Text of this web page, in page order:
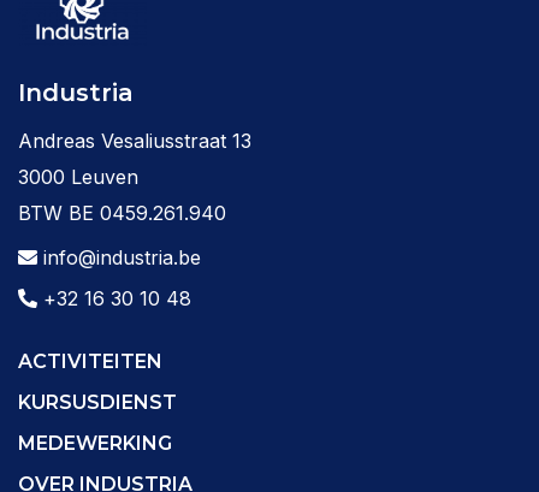
Industria
Andreas Vesaliusstraat 13
3000 Leuven
BTW BE 0459.261.940
info@industria.be
+32 16 30 10 48
ACTIVITEITEN
KURSUSDIENST
MEDEWERKING
OVER INDUSTRIA